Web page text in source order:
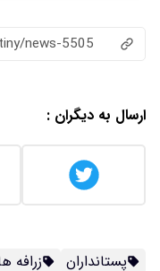
news-5505
ارسال به دیگران :
پستانداران زرافه